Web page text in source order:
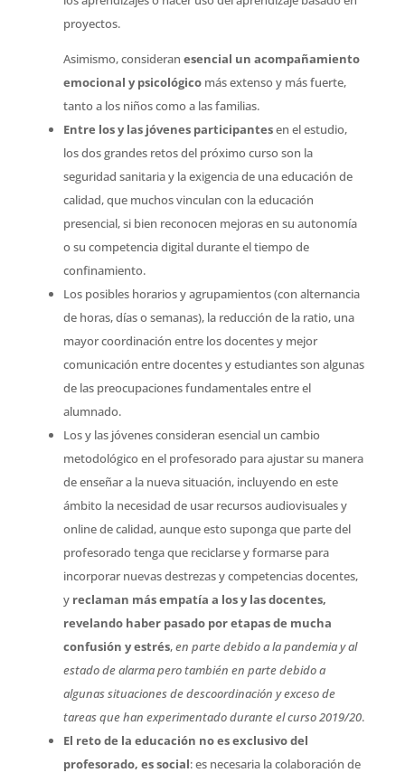
proyectos.
Asimismo, consideran esencial un acompañamiento
emocional y psicológico más extenso y más fuerte,
tanto a los niños como a las familias.
Entre los y las jóvenes participantesen el estudio,
los dos grandes retos del próximo curso son la
seguridad sanitaria y la exigencia de una educación de
calidad, que muchos vinculan con la educación
presencial, si bien reconocen mejoras en su autonomía
o su competencia digital durante el tiempo de
confinamiento.
Los posibles horarios y agrupamientos (con alternancia
de horas, días o semanas), la reducción de la ratio, una
mayor coordinación entre los docentes y mejor
comunicación entre docentes y estudiantes son algunas
de las preocupaciones fundamentales entre el
alumnado.
Los y las jóvenes consideran esencial un cambio
metodológico en el profesorado para ajustar su manera
de enseñar a la nueva situación, incluyendo en este
ámbito la necesidad de usar recursos audiovisuales y
online de calidad, aunque esto suponga que parte del
profesorado tenga que reciclarse y formarse para
incorporar nuevas destrezas y competencias docentes,
y reclaman más empatía a los y las docentes,
revelando haber pasado por etapas de mucha
confusión y estrés,en parte debido a la pandemia y al
estado de alarma pero también en parte debido a
algunas situaciones de descoordinación y exceso de
tareas que han experimentado durante el curso 2019/20.
El reto de la educación no es exclusivo del
profesorado, es social: es necesaria la colaboración de